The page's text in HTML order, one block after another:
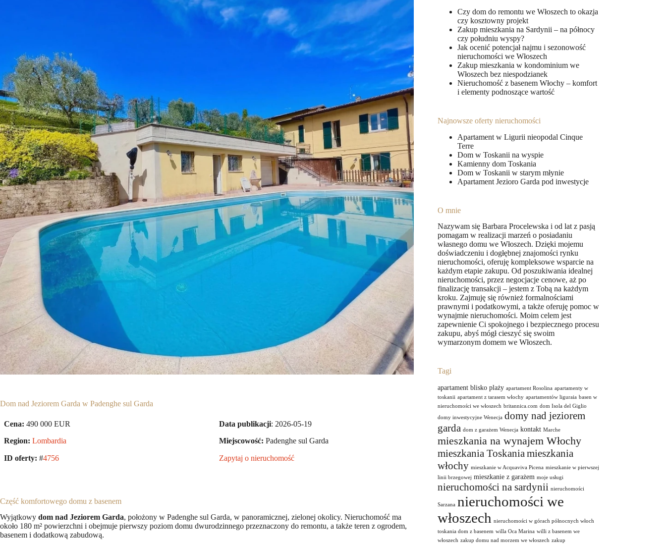
Dom nad Jeziorem Garda w Padenghe sul Garda
Cena: 490 000 EUR Data publikacji: 2026-05-19
Region: Lombardia Miejscowość: Padenghe sul Garda
ID oferty: #4756 Zapytaj o nieruchomość
Część komfortowego domu z basenem
Wyjątkowy dom nad Jeziorem Garda, położony w Padenghe sul Garda, w panoramicznej, zielonej okolicy. Nieruchomość ma
około 180 m² powierzchni i obejmuje pierwszy poziom domu dwurodzinnego przeznaczony do remontu, a także teren z ogrodem,
basenem i dodatkową zabudową.
Czy dom do remontu we Włoszech to okazja
czy kosztowny projekt
Zakup mieszkania na Sardynii – na północy
czy południu wyspy?
Jak ocenić potencjał najmu i sezonowość
nieruchomości we Włoszech
Zakup mieszkania w kondominium we
Włoszech bez niespodzianek
Nieruchomość z basenem Włochy – komfort
i elementy podnoszące wartość
Najnowsze oferty nieruchomości
Apartament w Ligurii nieopodal Cinque
Terre
Dom w Toskanii na wyspie
Kamienny dom Toskania
Dom w Toskanii w starym młynie
Apartament Jezioro Garda pod inwestycje
O mnie
Nazywam się Barbara Procelewska i od lat z pasją
pomagam w realizacji marzeń o posiadaniu
własnego domu we Włoszech. Dzięki mojemu
doświadczeniu i dogłębnej znajomości rynku
nieruchomości, oferuję kompleksowe wsparcie na
każdym etapie zakupu. Od poszukiwania idealnej
nieruchomości, przez negocjacje cenowe, aż po
finalizację transakcji – jestem z Tobą na każdym
kroku. Zajmuję się również formalnościami
prawnymi i podatkowymi, a także oferuję pomoc w
wynajmie nieruchomości. Moim celem jest
zapewnienie Ci spokojnego i bezpiecznego procesu
zakupu, abyś mógł cieszyć się swoim
wymarzonym domem we Włoszech.
Tagi
apartament blisko plaży apartament Rosolina apartamenty w
toskanii apartament z tarasem włochy apartamentów liguraia basen w
nieruchomości we włoszech britannica.com dom Isola del Giglio
domy inwestycyjne Wenecja domy nad jeziorem
garda dom z garażem Wenecja kontakt Marche
mieszkania na wynajem Włochy
mieszkania Toskaniamieszkania
włochy mieszkanie w Acquaviva Picena mieszkanie w pierwszej
linii brzegowej mieszkanie z garażem moje usługi
nieruchomości na sardynii nieruchomości
Sarzana nieruchomości we
włoszech nieruchomości w górach północnych włoch
toskania dom z basenem willa Oca Marina willi z basenem we
włoszech zakup domu nad morzem we włoszech zakup